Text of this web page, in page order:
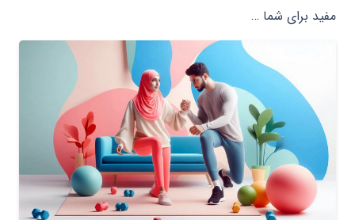
مفید برای شما …